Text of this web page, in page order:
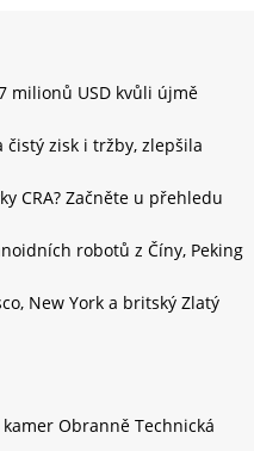
milionů USD kvůli újmě
čistý zisk i tržby, zlepšila
CRA? Začněte u přehledu
robotů z Číny, Peking
New York a britský Zlatý
Obranně Technická